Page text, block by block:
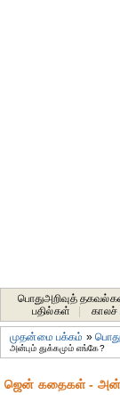
பொதுஅறிவுத்
பதில்கள்
காலச்
முதன்மை பக்கம் »
அன்பும் துக்கமும் எங்கே?
ஜென் கதைகள் -